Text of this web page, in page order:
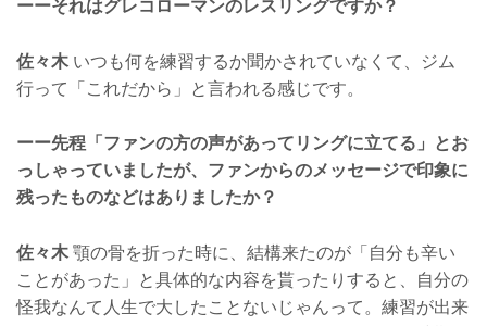
ーーそれはグレコローマンのレスリングですか？
佐々木 いつも何を練習するか聞かされていなくて、ジム
行って「これだから」と言われる感じです。
ーー先程「ファンの方の声があってリングに立てる」とお
っしゃっていましたが、ファンからのメッセージで印象に
残ったものなどはありましたか？
佐々木 顎の骨を折った時に、結構来たのが「自分も辛い
ことがあった」と具体的な内容を貰ったりすると、自分の
怪我なんて人生で大したことないじゃんって。練習が出来